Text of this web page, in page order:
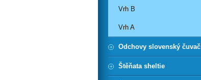
Vrh B
Vrh A
Odchovy slovenský čuvač
Štěňata sheltie